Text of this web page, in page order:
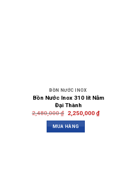
BỒN NƯỚC INOX
Bồn Nước Inox 310 lít Nằm
Đại Thành
2,480,000₫ 2,250,000 ₫
MUA HÀNG